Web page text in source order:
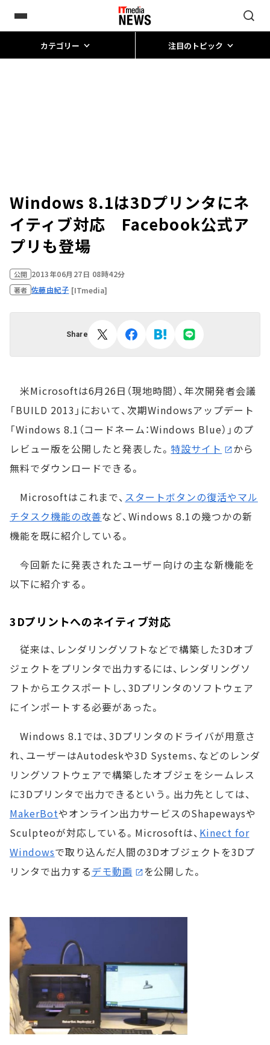
カテゴリー 注目のトピック
Windows 8.1は3Dプリンタにネ
イティブ対応 Facebook公式ア
プリも登場
公開 2013年06月27日 08時42分
著者 佐藤由紀子 [ITmedia]
Share
米Microsoftは6月26日（現地時間）、年次開発者会議
「BUILD 2013」において、次期Windowsアップデート
「Windows 8.1（コードネーム：Windows Blue）」のプ
レビュー版を公開したと発表した。 特設サイト
から
無料でダウンロードできる。
Microsoftはこれまで、 スタートボタンの復活やマル
チタスク機能の改善など、Windows 8.1の幾つかの新
機能を既に紹介している。
今回新たに発表されたユーザー向けの主な新機能を
以下に紹介する。
3Dプリントへのネイティブ対応
従来は、レンダリングソフトなどで構築した3Dオブ
ジェクトをプリンタで出力するには、レンダリングソ
フトからエクスポートし、3Dプリンタのソフトウェア
にインポートする必要があった。
Windows 8.1では、3Dプリンタのドライバが用意さ
れ、ユーザーはAutodeskや3D Systems、などのレンダ
リングソフトウェアで構築したオブジェをシームレス
に3Dプリンタで出力できるという。出力先としては、
MakerBotやオンライン出力サービスのShapewaysや
Sculpteoが対応している。Microsoftは、 Kinect for
Windowsで取り込んだ人間の3Dオブジェクトを3Dプ
リンタで出力するデモ動画 を公開した。